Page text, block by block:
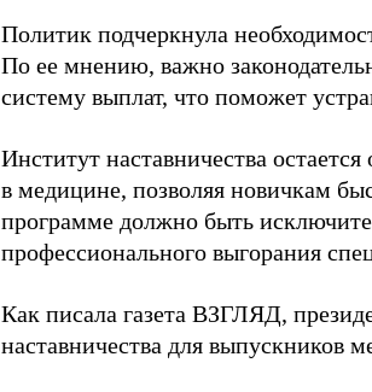
Политик подчеркнула
По ее мнению, важно
систему выплат, что поможет
Институт наставничества
в медицине, позволяя новичкам
программе должно быть
профессионального выгорания
Как писала газета ВЗГЛЯД,
наставничества для выпускников